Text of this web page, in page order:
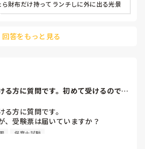
財布だけ持ってランチしに外に出る光景
回答をもっと見る
る方に質問です。初めて受けるのです
方に質問です。
、受験票は届いていますか？
保育士試験